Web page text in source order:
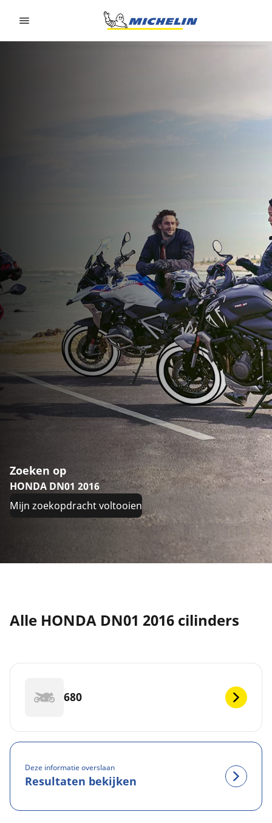
Zoeken op
HONDA DN01 2016
Mijn zoekopdracht voltooien
Alle HONDA DN01 2016 cilinders
680
Deze informatie overslaan
Resultaten bekijken